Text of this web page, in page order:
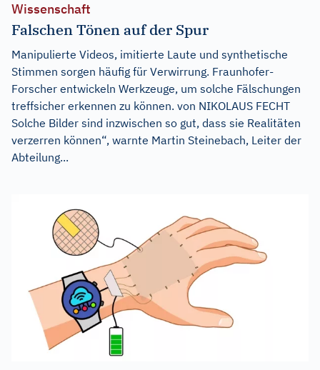
Wissenschaft
Falschen Tönen auf der Spur
Manipulierte Videos, imitierte Laute und synthetische
Stimmen sorgen häufig für Verwirrung. Fraunhofer-
Forscher entwickeln Werkzeuge, um solche Fälschungen
treffsicher erkennen zu können. von NIKOLAUS FECHT
Solche Bilder sind inzwischen so gut, dass sie Realitäten
verzerren können“, warnte Martin Steinebach, Leiter der
Abteilung...